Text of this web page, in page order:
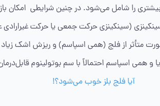
موارد درمان بیشتری را شامل می‌شود. در چنین شرایطی
(سینکینزی حرکت جمعی یا حرکت
متأثر از فلج (همی اسپاسم) و ریزش اشک
و همی اسپاسم احتمالاً با سم بوتولینوم
آیا فلج بلز خوب می‌شود؟!